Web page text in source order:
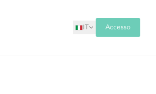
IT Accesso